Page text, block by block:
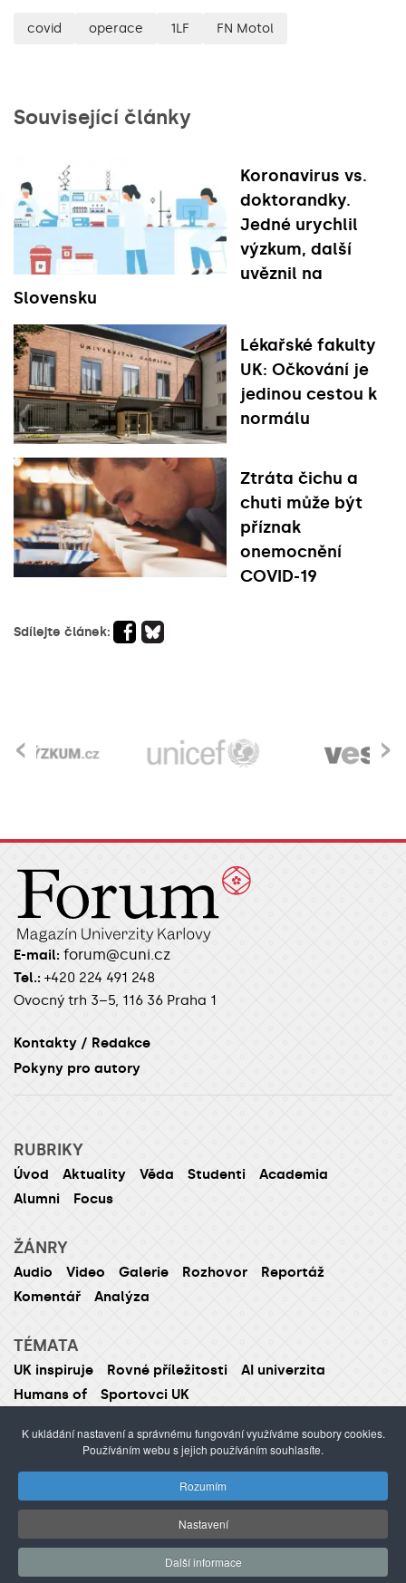
covid operace 1LF FN Motol
Související články
Koronavirus vs.
doktorandky.
Jedné urychlil
výzkum, další
uvěznil na
Slovensku
Lékařské fakulty
UK: Očkování je
jedinou cestou k
normálu
Ztráta čichu a
chuti může být
příznak
onemocnění
COVID-19
Sdílejte článek:
›
‹
E-mail: forum@cuni.cz
Tel.: +420 224 491 248
Ovocný trh 3–5, 116 36 Praha 1
Kontakty / Redakce
Pokyny pro autory
RUBRIKY
Úvod Aktuality Věda Studenti
Academia
Alumni
Focus
ŽÁNRY
Audio Video Galerie Rozhovor
Reportáž
Komentář
Analýza
TÉMATA
UK inspiruje Rovné příležitosti
AI univerzita
Humans of
Sportovci UK
Publikování nebo šíření obsahu je zakázáno bez
předchozího souhlasu.
©2012–2026Univerzita Karlova /webdesign Agionet
s.r.o.
K ukládání nastavení a správnému fungování využíváme soubory cookies.
Používáním webu s jejich používáním souhlasíte.
Rozumím
Nastavení
Další informace